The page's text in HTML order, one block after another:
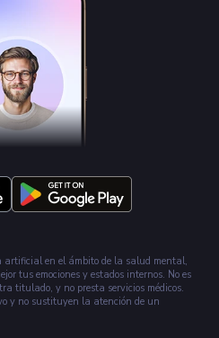
artificial en el ámbito de la salud mental,
tus emociones y estados internos. No es
titulado, y no presta servicios médicos.
y no sustituyen la atención de un